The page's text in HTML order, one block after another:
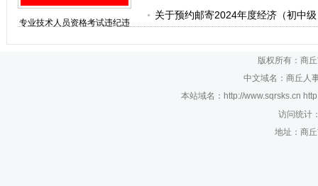
关于预约邮寄2024年度经济（初中
专业技术人员资格考试违纪违
版权所有：商
中文域名：商丘人
本站域名：http://www.sqrsks.cn
访问统计
地址：商